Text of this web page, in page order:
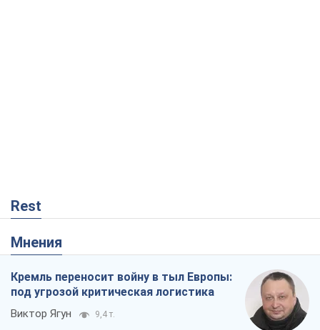
Rest
Мнения
Кремль переносит войну в тыл Европы:
под угрозой критическая логистика
Виктор Ягун 9,4 т.